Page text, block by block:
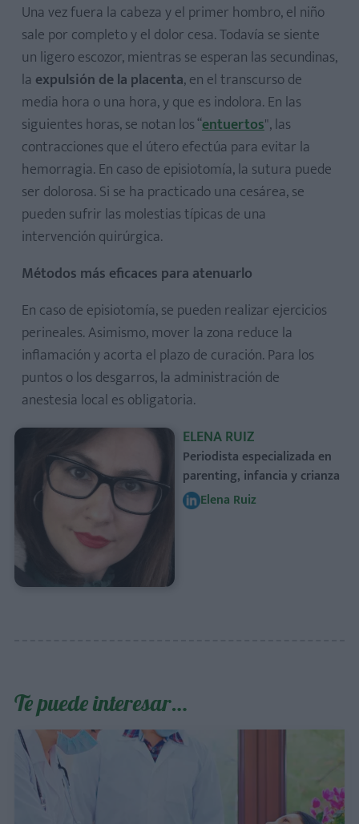
Una vez fuera la cabeza y el primer hombro, el niño
sale por completo y el dolor cesa. Todavía se siente
un ligero escozor, mientras se esperan las secundinas,
la expulsión de la placenta, en el transcurso de
media hora o una hora, y que es indolora. En las
siguientes horas, se notan los “entuertos", las
contracciones que el útero efectúa para evitar la
hemorragia. En caso de episiotomía, la sutura puede
ser dolorosa. Si se ha practicado una cesárea, se
pueden sufrir las molestias típicas de una
intervención quirúrgica.
Métodos más eficaces para atenuarlo
En caso de episiotomía, se pueden realizar ejercicios
perineales. Asimismo, mover la zona reduce la
inflamación y acorta el plazo de curación. Para los
puntos o los desgarros, la administración de
anestesia local es obligatoria.
ELENA RUIZ
Periodista especializada en
parenting, infancia y crianza
Elena Ruiz
Te puede interesar…